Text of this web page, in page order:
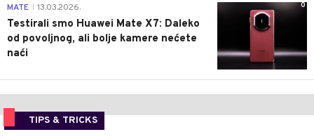
0
MATE 13.03.2026.
Testirali smo Huawei Mate X7: Daleko
od povoljnog, ali bolje kamere nećete
naći
TIPS & TRICKS